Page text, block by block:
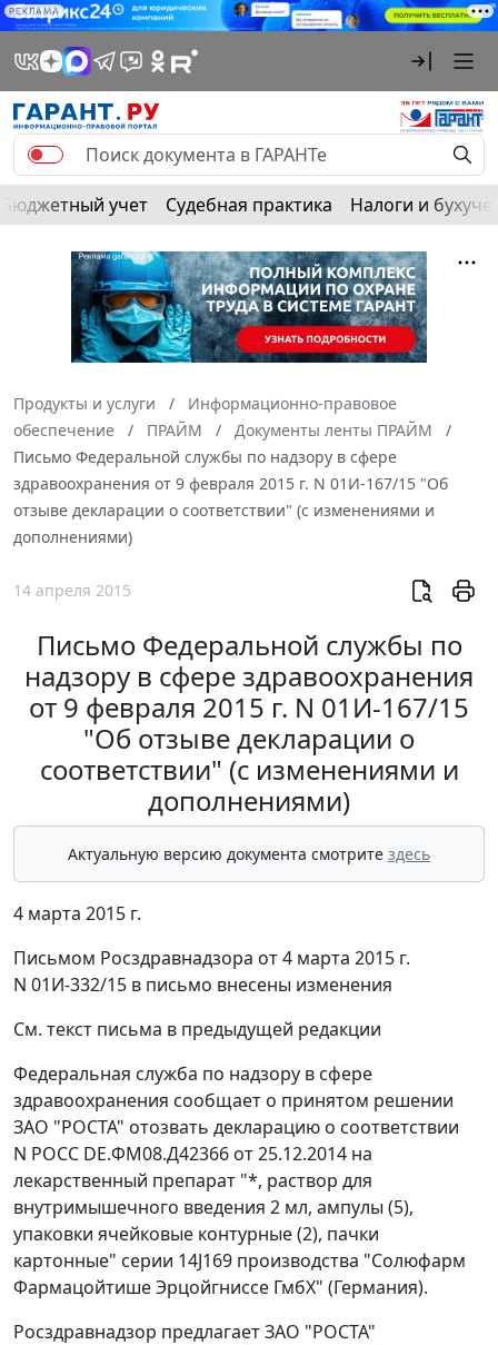
РЕКЛАМА
Бюджетный учет Судебная практика Налоги и
Продукты и услуги
Информационно-правовое
обеспечение
ПРАЙМ
Документы ленты ПРАЙМ
Письмо Федеральной службы по надзору в сфере
здравоохранения от 9 февраля 2015 г. N 01И-167/15 "Об
отзыве декларации о соответствии" (с изменениями и
дополнениями)
14 апреля 2015
Письмо Федеральной службы по
надзору в сфере здравоохранения
от 9 февраля 2015 г. N 01И-167/15
"Об отзыве декларации о
соответствии" (с изменениями и
дополнениями)
Актуальную версию документа смотрите здесь
4 марта 2015 г.
Письмом Росздравнадзора от 4 марта 2015 г.
N 01И-332/15 в письмо внесены изменения
См. текст письма в предыдущей редакции
Федеральная служба по надзору в сфере
здравоохранения сообщает о принятом решении
ЗАО "РОСТА" отозвать декларацию о соответствии
N РОСС DE.ФМ08.Д42366 от 25.12.2014 на
лекарственный препарат "*, раствор для
внутримышечного введения 2 мл, ампулы (5),
упаковки ячейковые контурные (2), пачки
картонные" серии 14J169 производства "Солюфарм
Фармацойтише Эрцойгниссе ГмбХ" (Германия).
Росздравнадзор предлагает ЗАО "РОСТА"